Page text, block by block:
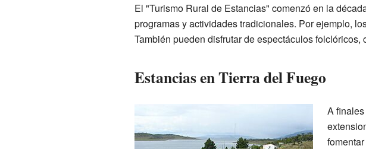
El "Turismo Rural de Estancias" comenzó en la
programas y actividades tradicionales. Por ejemplo,
También pueden disfrutar de espectáculos
Estancias en Tierra del Fuego
A